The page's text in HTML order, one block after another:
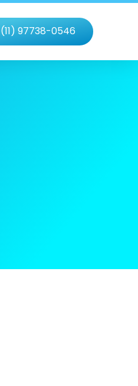
(11) 97738-0546